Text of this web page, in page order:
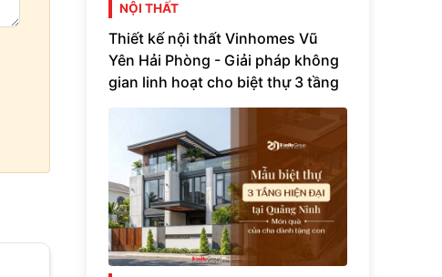
NỘI THẤT
Thiết kế nội thất Vinhomes Vũ
Yên Hải Phòng - Giải pháp không
gian linh hoạt cho biệt thự 3 tầng